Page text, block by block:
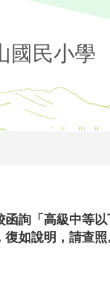
國民小學
函詢「高級中等
如說明，請查照